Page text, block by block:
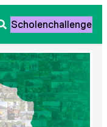
Zoeken
openen
Scholenchallenge